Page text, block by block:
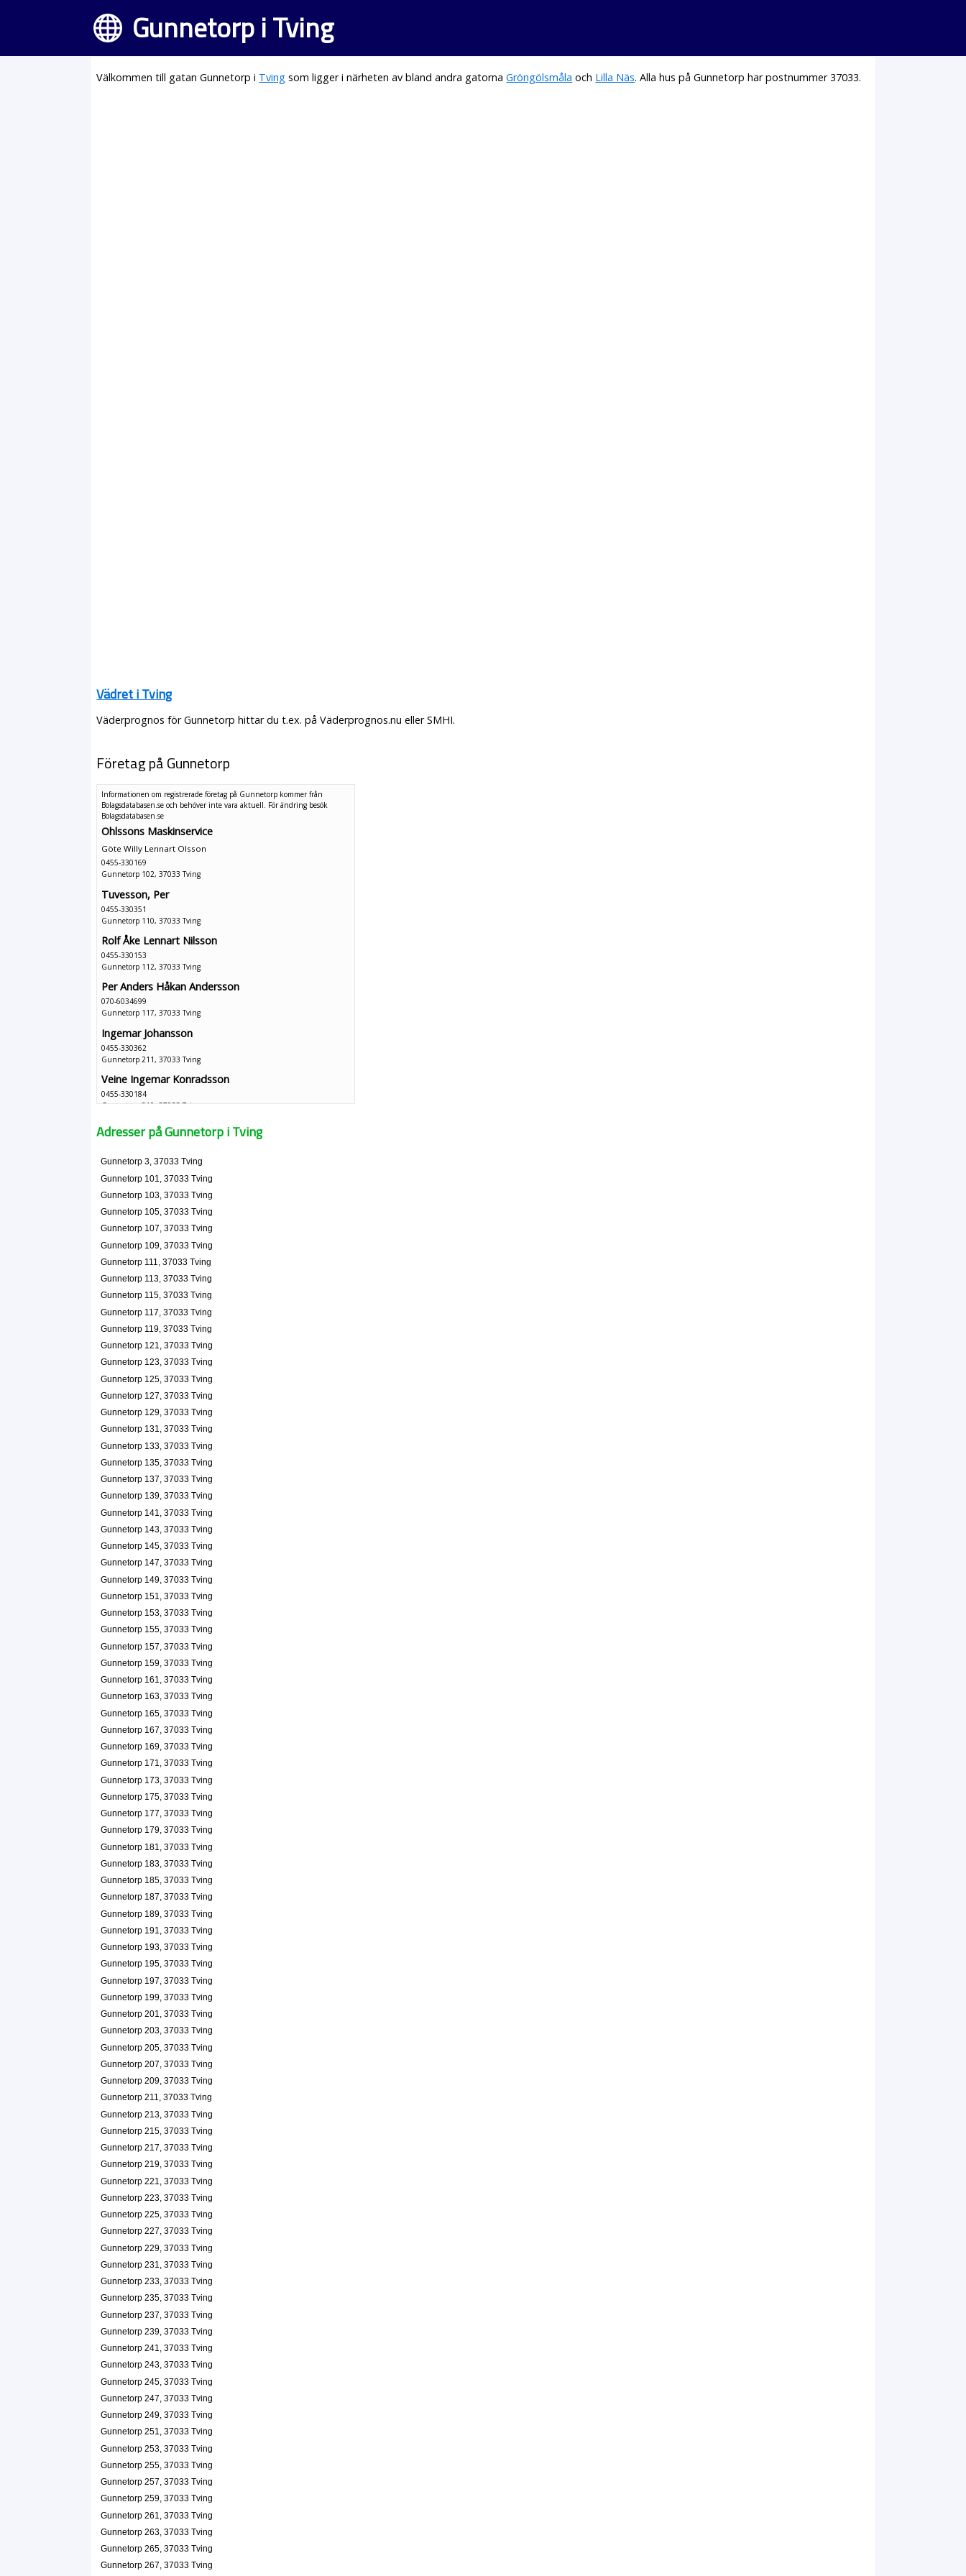
Gunnetorp i Tving
Välkommen till gatan Gunnetorp i Tving som ligger i närheten av bland andra gatornaGröngölsmåla och Lilla Näs. Alla hus på Gunnetorp har postnummer 37033.
Vädret i Tving
Väderprognos för Gunnetorp hittar du t.ex. på Väderprognos.nu eller SMHI.
Företag på Gunnetorp
Informationen om registrerade företag på Gunnetorp kommer från
Bolagsdatabasen.se och behöver inte vara aktuell. För ändring besök
Bolagsdatabasen.se
Ohlssons Maskinservice
Göte Willy Lennart Olsson
0455-330169
Gunnetorp 102, 37033 Tving
Tuvesson, Per
0455-330351
Gunnetorp 110, 37033 Tving
Rolf Åke Lennart Nilsson
0455-330153
Gunnetorp 112, 37033 Tving
Per Anders Håkan Andersson
070-6034699
Gunnetorp 117, 37033 Tving
Ingemar Johansson
0455-330362
Gunnetorp 211, 37033 Tving
Veine Ingemar Konradsson
0455-330184
Gunnetorp 310, 37033 Tving
Lars Håkan Karlsson
Adresser på Gunnetorp i Tving
Gunnetorp 3, 37033 Tving
Gunnetorp 101, 37033 Tving
Gunnetorp 103, 37033 Tving
Gunnetorp 105, 37033 Tving
Gunnetorp 107, 37033 Tving
Gunnetorp 109, 37033 Tving
Gunnetorp 111, 37033 Tving
Gunnetorp 113, 37033 Tving
Gunnetorp 115, 37033 Tving
Gunnetorp 117, 37033 Tving
Gunnetorp 119, 37033 Tving
Gunnetorp 121, 37033 Tving
Gunnetorp 123, 37033 Tving
Gunnetorp 125, 37033 Tving
Gunnetorp 127, 37033 Tving
Gunnetorp 129, 37033 Tving
Gunnetorp 131, 37033 Tving
Gunnetorp 133, 37033 Tving
Gunnetorp 135, 37033 Tving
Gunnetorp 137, 37033 Tving
Gunnetorp 139, 37033 Tving
Gunnetorp 141, 37033 Tving
Gunnetorp 143, 37033 Tving
Gunnetorp 145, 37033 Tving
Gunnetorp 147, 37033 Tving
Gunnetorp 149, 37033 Tving
Gunnetorp 151, 37033 Tving
Gunnetorp 153, 37033 Tving
Gunnetorp 155, 37033 Tving
Gunnetorp 157, 37033 Tving
Gunnetorp 159, 37033 Tving
Gunnetorp 161, 37033 Tving
Gunnetorp 163, 37033 Tving
Gunnetorp 165, 37033 Tving
Gunnetorp 167, 37033 Tving
Gunnetorp 169, 37033 Tving
Gunnetorp 171, 37033 Tving
Gunnetorp 173, 37033 Tving
Gunnetorp 175, 37033 Tving
Gunnetorp 177, 37033 Tving
Gunnetorp 179, 37033 Tving
Gunnetorp 181, 37033 Tving
Gunnetorp 183, 37033 Tving
Gunnetorp 185, 37033 Tving
Gunnetorp 187, 37033 Tving
Gunnetorp 189, 37033 Tving
Gunnetorp 191, 37033 Tving
Gunnetorp 193, 37033 Tving
Gunnetorp 195, 37033 Tving
Gunnetorp 197, 37033 Tving
Gunnetorp 199, 37033 Tving
Gunnetorp 201, 37033 Tving
Gunnetorp 203, 37033 Tving
Gunnetorp 205, 37033 Tving
Gunnetorp 207, 37033 Tving
Gunnetorp 209, 37033 Tving
Gunnetorp 211, 37033 Tving
Gunnetorp 213, 37033 Tving
Gunnetorp 215, 37033 Tving
Gunnetorp 217, 37033 Tving
Gunnetorp 219, 37033 Tving
Gunnetorp 221, 37033 Tving
Gunnetorp 223, 37033 Tving
Gunnetorp 225, 37033 Tving
Gunnetorp 227, 37033 Tving
Gunnetorp 229, 37033 Tving
Gunnetorp 231, 37033 Tving
Gunnetorp 233, 37033 Tving
Gunnetorp 235, 37033 Tving
Gunnetorp 237, 37033 Tving
Gunnetorp 239, 37033 Tving
Gunnetorp 241, 37033 Tving
Gunnetorp 243, 37033 Tving
Gunnetorp 245, 37033 Tving
Gunnetorp 247, 37033 Tving
Gunnetorp 249, 37033 Tving
Gunnetorp 251, 37033 Tving
Gunnetorp 253, 37033 Tving
Gunnetorp 255, 37033 Tving
Gunnetorp 257, 37033 Tving
Gunnetorp 259, 37033 Tving
Gunnetorp 261, 37033 Tving
Gunnetorp 263, 37033 Tving
Gunnetorp 265, 37033 Tving
Gunnetorp 267, 37033 Tving